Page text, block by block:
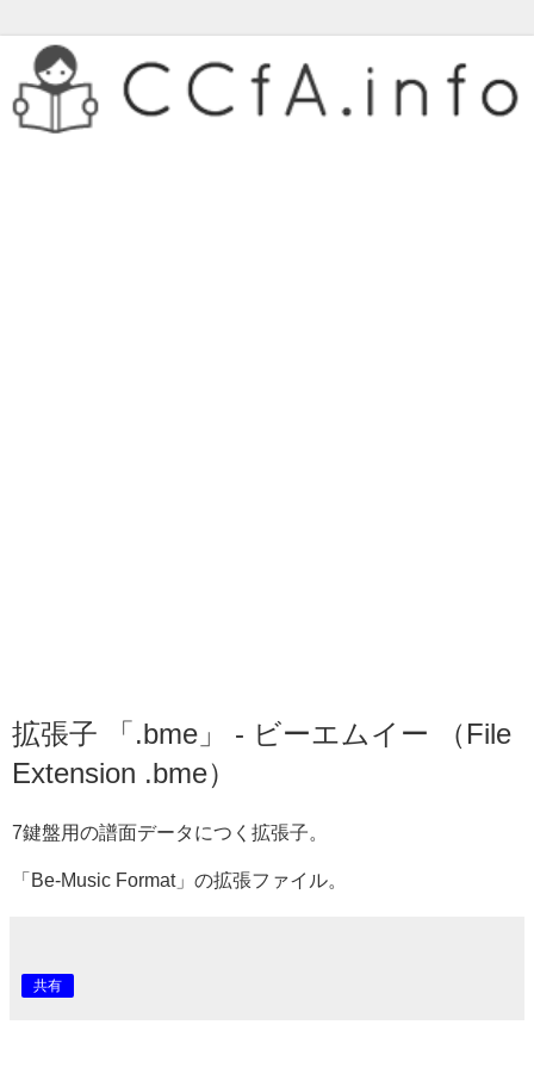
拡張子 「.bme」 - ビーエムイー （File
Extension .bme）
7鍵盤用の譜面データにつく拡張子。
「Be-Music Format」の拡張ファイル。
共有